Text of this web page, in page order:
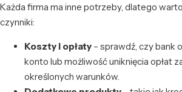
Każda firma ma inne potrzeby, dlatego
czynniki:
Koszty i opłaty – sprawdź, czy bank
konto lub możliwość uniknięcia opłat
określonych warunków.